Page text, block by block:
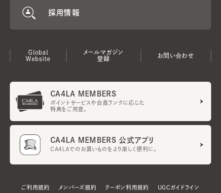
採用情報
Global
Website
メールマガジン
登録
お問い合わせ
CA4LA MEMBERS
ポイントサービスや会員ランクに応じた
特典をご用意。
CA4LA MEMBERS 公式アプリ
CA4LAでのお買いものをより楽しく便利に。
ご利用規約 メンバーズ規約 クーポン利用規約 UGCガイドライン